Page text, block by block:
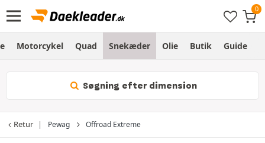
Motorcykel Quad Snekæder Olie Butik Guide
Søgning efter dimension
Retur Pewag Offroad Extreme